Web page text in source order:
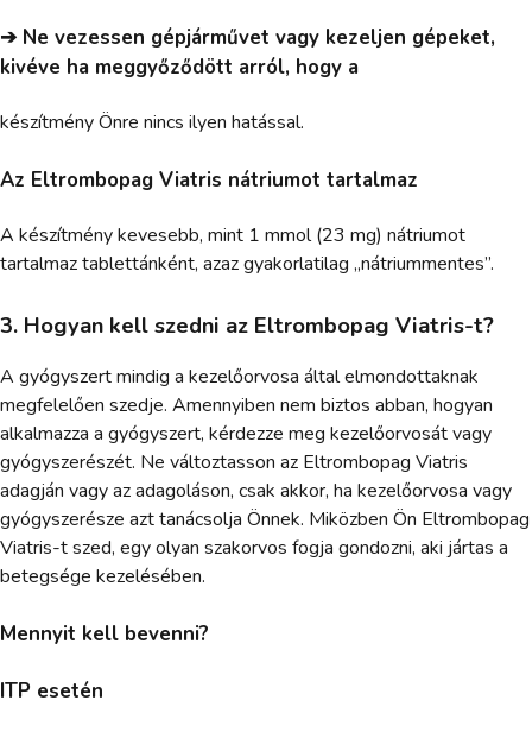
➔ Ne vezessen gépjárművet vagy kezeljen gépeket,
kivéve ha meggyőződött arról, hogy a
készítmény Önre nincs ilyen hatással.
Az Eltrombopag Viatris nátriumot tartalmaz
A készítmény kevesebb, mint 1 mmol (23 mg) nátriumot
tartalmaz tablettánként, azaz gyakorlatilag „nátriummentes”.
3. Hogyan kell szedni az Eltrombopag Viatris-t?
A gyógyszert mindig a kezelőorvosa által elmondottaknak
megfelelően szedje. Amennyiben nem biztos abban, hogyan
alkalmazza a gyógyszert, kérdezze meg kezelőorvosát vagy
gyógyszerészét. Ne változtasson az Eltrombopag Viatris
adagján vagy az adagoláson, csak akkor, ha kezelőorvosa vagy
gyógyszerésze azt tanácsolja Önnek. Miközben Ön Eltrombopag
Viatris-t szed, egy olyan szakorvos fogja gondozni, aki jártas a
betegsége kezelésében.
Mennyit kell bevenni?
ITP esetén